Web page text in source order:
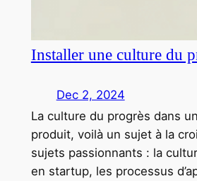
Installer une culture du
Dec 2, 2024
La culture du progrès dans
produit, voilà un sujet à la
sujets passionnants : la
en startup, les processus